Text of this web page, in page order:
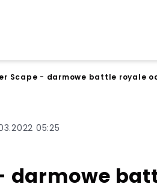
Scape - darmowe battle royale
05:25
darmowe